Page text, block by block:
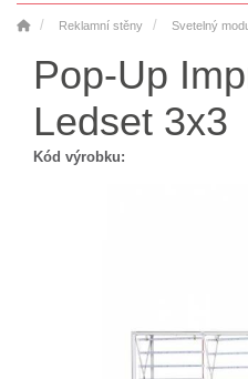
Reklamní stěny Svetelný
Pop-Up
Ledset 3x3
Kód výrobku: